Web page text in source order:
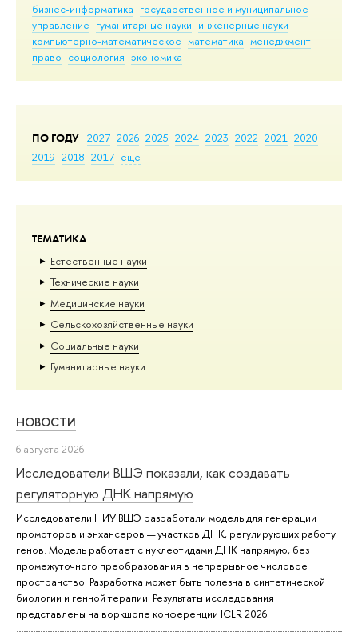
бизнес-информатика государственное и муниципальное
управление гуманитарные науки инженерные науки
компьютерно-математическое математика менеджмент
право социология экономика
ПО ГОДУ 2027 2026 2025 2024 2023 2022 2021 2020
2019 2018 2017 еще
ТЕМАТИКА
Естественные науки
Тех­ничес­кие науки
Медицинские науки
Сельскохозяйственные науки
Социальные науки
Гуманитарные науки
НОВОСТИ
6 августа 2026
Исследователи ВШЭ показали, как создавать
регуляторную ДНК напрямую
Исследователи НИУ ВШЭ разработали модель для генерации
промоторов и энхансеров — участков ДНК, регулирующих работу
генов. Модель работает с нуклеотидами ДНК напрямую, без
промежуточного преобразования в непрерывное числовое
пространство. Разработка может быть полезна в синтетической
биологии и генной терапии. Результаты исследования
представлены на воркшопе конференции ICLR 2026.